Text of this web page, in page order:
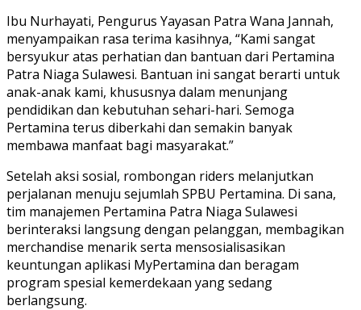
Ibu Nurhayati, Pengurus Yayasan Patra Wana Jannah,
menyampaikan rasa terima kasihnya, “Kami sangat
bersyukur atas perhatian dan bantuan dari Pertamina
Patra Niaga Sulawesi. Bantuan ini sangat berarti untuk
anak-anak kami, khususnya dalam menunjang
pendidikan dan kebutuhan sehari-hari. Semoga
Pertamina terus diberkahi dan semakin banyak
membawa manfaat bagi masyarakat.”
Setelah aksi sosial, rombongan riders melanjutkan
perjalanan menuju sejumlah SPBU Pertamina. Di sana,
tim manajemen Pertamina Patra Niaga Sulawesi
berinteraksi langsung dengan pelanggan, membagikan
merchandise menarik serta mensosialisasikan
keuntungan aplikasi MyPertamina dan beragam
program spesial kemerdekaan yang sedang
berlangsung.